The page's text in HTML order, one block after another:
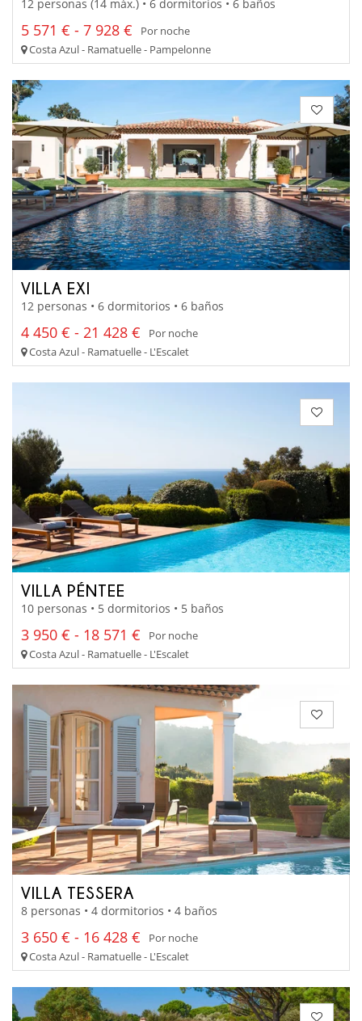
12 personas (14 máx.) • 6 dormitorios • 6 baños
5 571 € - 7 928 €
Por noche
Costa Azul - Ramatuelle - Pampelonne
VILLA EXI
12 personas • 6 dormitorios • 6 baños
4 450 € - 21 428 €
Por noche
Costa Azul - Ramatuelle - L'Escalet
VILLA PÉNTEE
10 personas • 5 dormitorios • 5 baños
3 950 € - 18 571 €
Por noche
Costa Azul - Ramatuelle - L'Escalet
VILLA TESSERA
8 personas • 4 dormitorios • 4 baños
3 650 € - 16 428 €
Por noche
Costa Azul - Ramatuelle - L'Escalet